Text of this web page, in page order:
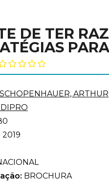
DE TER
SCHOPENHAUER, ARTHUR
2019
BROCHURA